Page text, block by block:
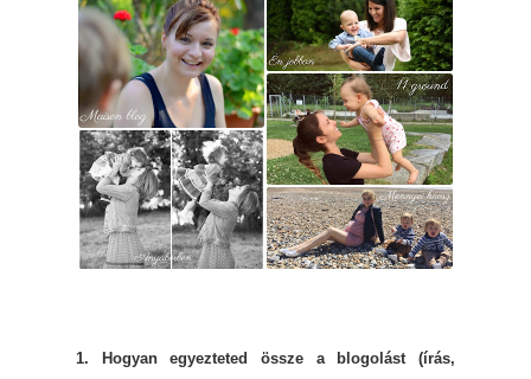
1. Hogyan egyezteted össze a blogolást (írás,